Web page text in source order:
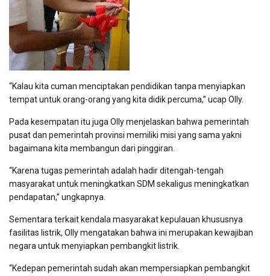
“Kalau kita cuman menciptakan pendidikan tanpa menyiapkan
tempat untuk orang-orang yang kita didik percuma,” ucap Olly.
Pada kesempatan itu juga Olly menjelaskan bahwa pemerintah
pusat dan pemerintah provinsi memiliki misi yang sama yakni
bagaimana kita membangun dari pinggiran.
“Karena tugas pemerintah adalah hadir ditengah-tengah
masyarakat untuk meningkatkan SDM sekaligus meningkatkan
pendapatan,” ungkapnya.
Sementara terkait kendala masyarakat kepulauan khususnya
fasilitas listrik, Olly mengatakan bahwa ini merupakan kewajiban
negara untuk menyiapkan pembangkit listrik.
“Kedepan pemerintah sudah akan mempersiapkan pembangkit